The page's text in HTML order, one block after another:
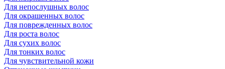
Для непослушных волос
Для окрашенных волос
Для поврежденных волос
Для роста волос
Для сухих волос
Для тонких волос
Для чувствительной кожи